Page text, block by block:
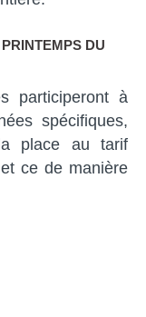
DU
participeront à
spécifiques,
place au tarif
ce de manière